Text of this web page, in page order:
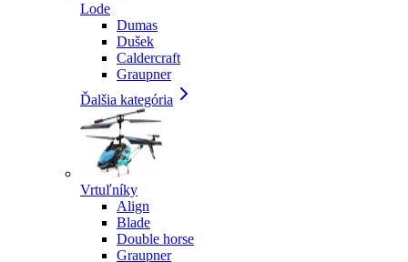
Lode
Dumas
Dušek
Caldercraft
Graupner
Ďalšia kategória
Vrtuľníky
Align
Blade
Double horse
Graupner